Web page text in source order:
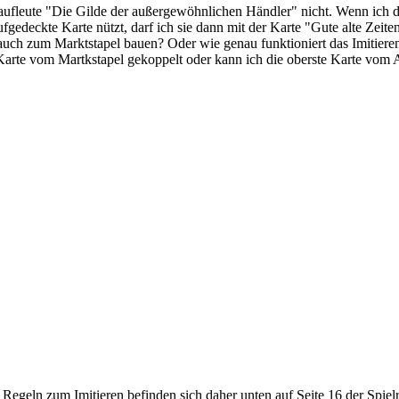
"Die Gilde der außergewöhnlichen Händler" nicht. Wenn ich
Karte nützt, darf ich sie dann mit der Karte "Gute alte
zum Marktstapel bauen? Oder wie genau funktioniert das
vom Martkstapel gekoppelt oder kann ich die oberste Karte vom
zum Imitieren befinden sich daher unten auf Seite 16 der